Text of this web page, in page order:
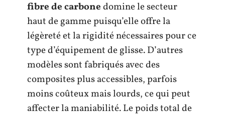
fibre de carbonedomine le secteur
haut de gamme puisqu’elle offre la
légèreté et la rigidité nécessaires pour ce
type d’équipement de glisse. D’autres
modèles sont fabriqués avec des
composites plus accessibles, parfois
moins coûteux mais lourds, ce qui peut
affecter la maniabilité. Le poids total de